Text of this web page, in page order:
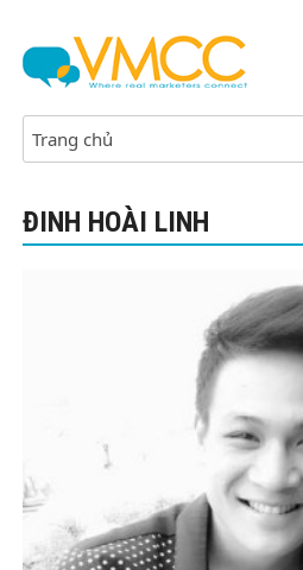
ĐINH HOÀI LINH